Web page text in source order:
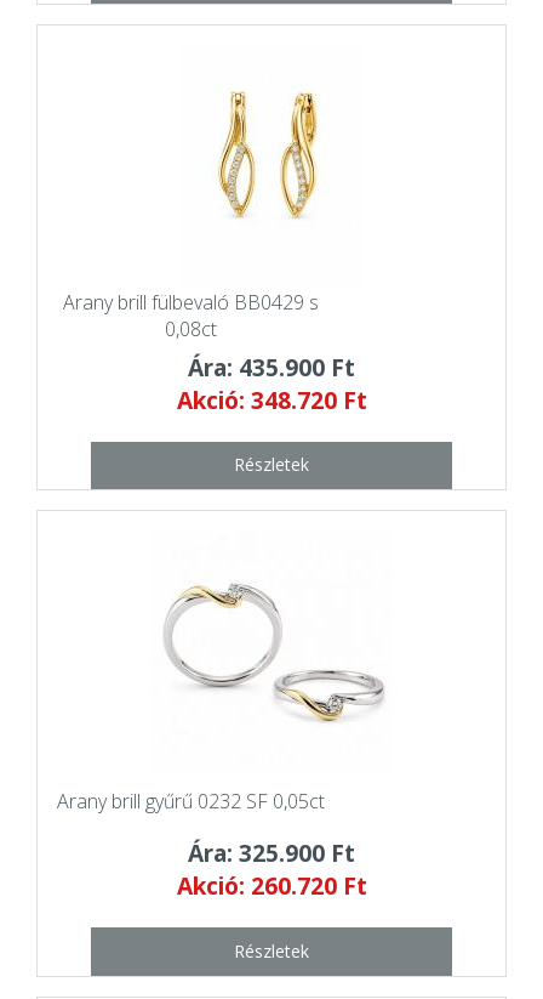
Arany brill fülbevaló BB0429 s
0,08ct
Ára: 435.900 Ft
Akció: 348.720 Ft
Részletek
Arany brill gyűrű 0232 SF 0,05ct
Ára: 325.900 Ft
Akció: 260.720 Ft
Részletek